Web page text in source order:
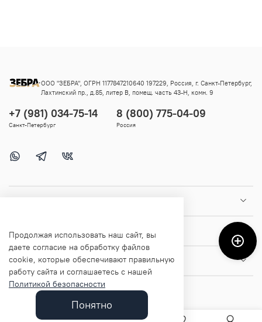
Помощь и информация
О магазине
+7 (981) 034-75-14
Санкт-Петербург
8 (800) 775-04-09
Россия
ООО "ЗЕБРА", ОГРН 1177847210640 197229, Россия, г. Санкт-Петербург,
Лахтинский пр., д.85, литер В, помещ. часть 43-Н, комн. 9
Продолжая использовать наш сайт, вы
даете согласие на обработку файлов
cookie, которые обеспечивают правильную
работу сайта и соглашаетесь с нашей
Политикой безопасности
Понятно